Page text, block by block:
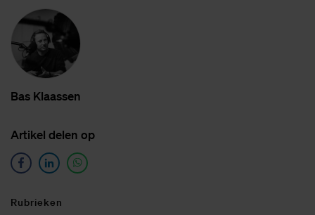
Bas Klaas­sen
Ar­ti­kel de­len op
Ru­brie­ken